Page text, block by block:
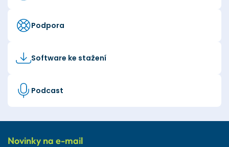
Podpora
Software ke stažení
Podcast
Novinky na e-mail